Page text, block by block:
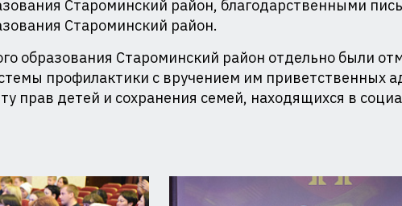
Староминский район, благодарственными
Староминский район.
образования Староминский район отдельно были
профилактики с вручением им приветственных
прав детей и сохранения семей, находящихся в